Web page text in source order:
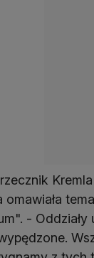
omawiała
- Oddziały